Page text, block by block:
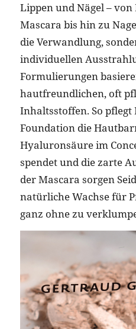
Lippen und Nägel –
Mascara bis hin zu
die Verwandlung,
individuellen
Formulierungen
hautfreundlichen, oft
Inhaltsstoffen. So
Foundation die
Hyaluronsäure im
spendet und die zarte
der Mascara sorgen
natürliche Wachse für
ganz ohne zu